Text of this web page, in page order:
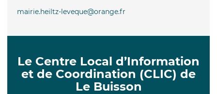
mairie.heiltz-leveque@orange.fr
Le Centre Local d’Information
et de Coordination (CLIC) de
Le Buisson